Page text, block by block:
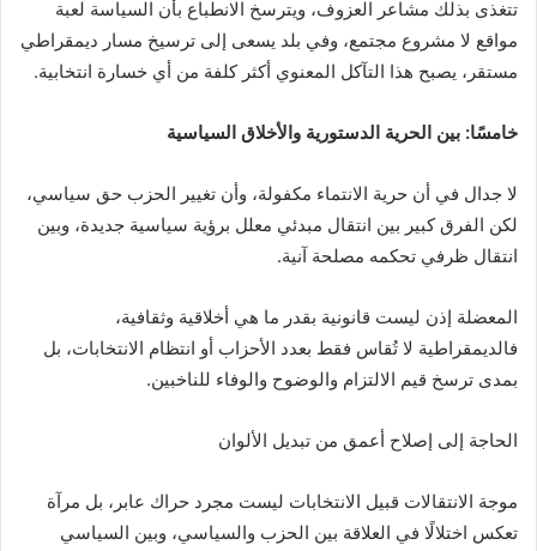
تتغذى بذلك مشاعر العزوف، ويترسخ الانطباع بأن السياسة لعبة
مواقع لا مشروع مجتمع، وفي بلد يسعى إلى ترسيخ مسار ديمقراطي
مستقر، يصبح هذا التآكل المعنوي أكثر كلفة من أي خسارة انتخابية.
خامسًا: بين الحرية الدستورية والأخلاق السياسية
لا جدال في أن حرية الانتماء مكفولة، وأن تغيير الحزب حق سياسي،
لكن الفرق كبير بين انتقال مبدئي معلل برؤية سياسية جديدة، وبين
انتقال ظرفي تحكمه مصلحة آنية.
المعضلة إذن ليست قانونية بقدر ما هي أخلاقية وثقافية،
فالديمقراطية لا تُقاس فقط بعدد الأحزاب أو انتظام الانتخابات، بل
بمدى ترسخ قيم الالتزام والوضوح والوفاء للناخبين.
الحاجة إلى إصلاح أعمق من تبديل الألوان
موجة الانتقالات قبيل الانتخابات ليست مجرد حراك عابر، بل مرآة
تعكس اختلالًا في العلاقة بين الحزب والسياسي، وبين السياسي